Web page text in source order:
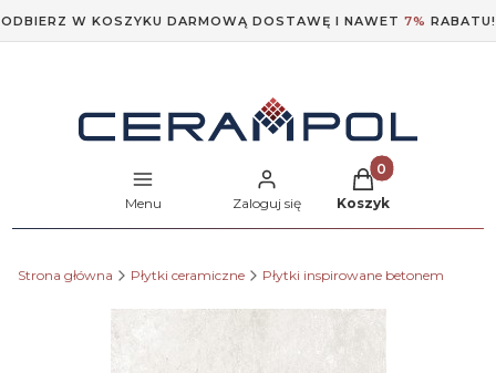
ODBIERZ W KOSZYKU DARMOWĄ DOSTAWĘ I NAWET 7% RABATU!
Menu Zaloguj się
Produkty w
Koszyk
Strona główna Płytki ceramiczne Płytki inspirowane betonem